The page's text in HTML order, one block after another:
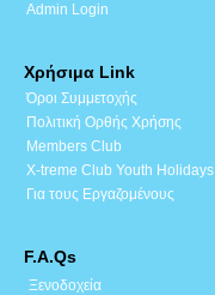
Admin Login
Χρήσιμα Link
Όροι Συμμετοχής
Πολιτική Ορθής Χρήσης
Members Club
X-treme Club Youth Holidays
Για τους Εργαζομένους
F.A.Qs
Ξενοδοχεία